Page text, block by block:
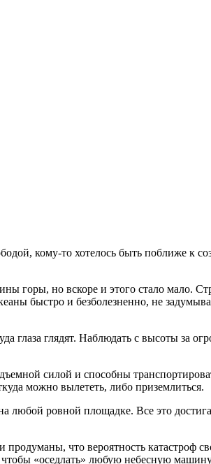
кому-то хотелось быть поближе к
горы, но вскоре и этого стало мало.
быстро и безболезненно, не
глаза глядят. Наблюдать с высоты за
силой и способны
можно вылететь, либо приземлиться.
любой ровной площадке. Все это
что вероятность катастроф
«оседлать» любую небесную